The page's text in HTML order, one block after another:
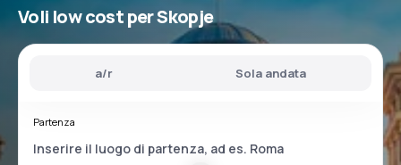
Voli low cost per Skopje
a/r Sola andata
Partenza